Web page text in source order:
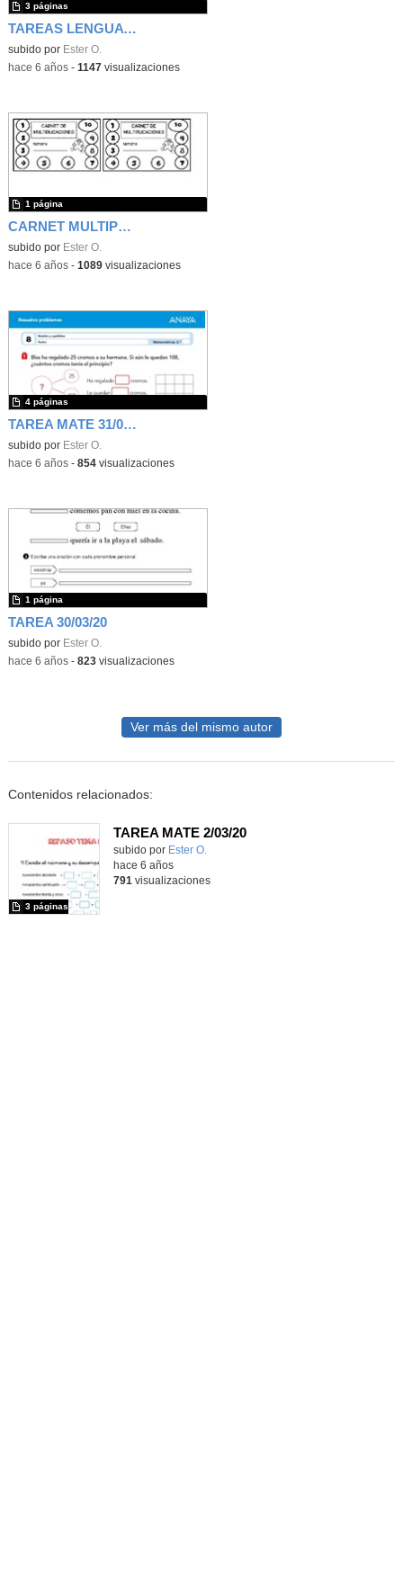
TAREAS LENGUA 2/03/20
subido por Ester O.
3 páginas
-hace 6 años- 1147visualizaciones
CARNET MULTIPLICACIONES
subido por Ester O.
1 página
-hace 6 años- 1089visualizaciones
TAREA MATE 31/03/20
subido por Ester O.
4 páginas
-hace 6 años- 854visualizaciones
TAREA 30/03/20
subido por Ester O.
1 página
-hace 6 años- 823visualizaciones
Ver más del mismo autor
Contenidos relacionados:
TAREA MATE 2/03/20
subido por Ester O.
3 páginas
hace 6 años
791 visualizaciones